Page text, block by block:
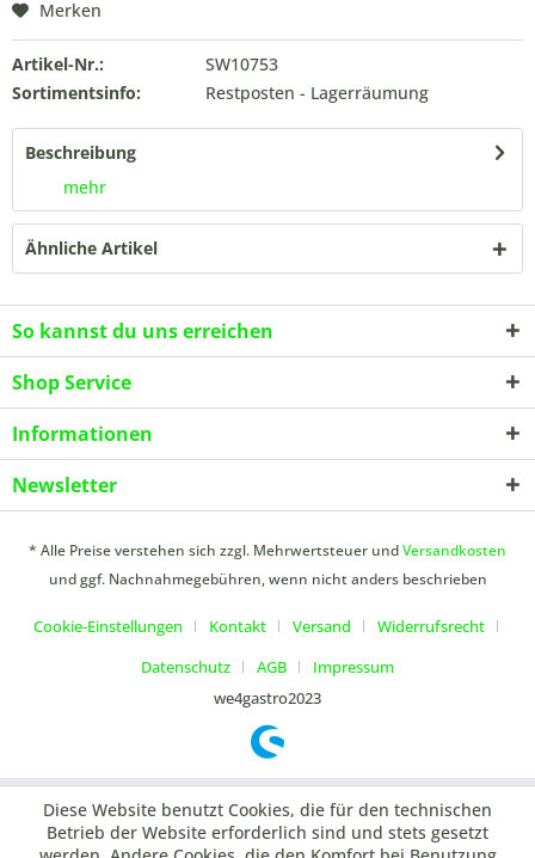
Merken
Artikel-Nr.:
SW10753
Sortimentsinfo:
Restposten - Lagerräumung
Beschreibung
mehr
Ähnliche Artikel
So kannst du uns erreichen
Shop Service
Informationen
Newsletter
* Alle Preise verstehen sich zzgl. Mehrwertsteuer undVersandkosten
und ggf. Nachnahmegebühren, wenn nicht anders beschrieben
Cookie-Einstellungen Kontakt Versand
Widerrufsrecht
Datenschutz
AGB
Impressum
we4gastro2023
Diese Website benutzt Cookies, die für den technischen
Betrieb der Website erforderlich sind und stets gesetzt